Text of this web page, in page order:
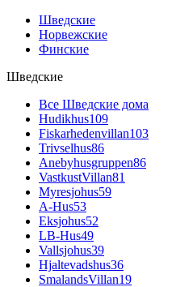
Шведские
Норвежские
Финские
Шведские
Все Шведские дома
Hudikhus109
Fiskarhedenvillan103
Trivselhus86
Anebyhusgruppen86
VastkustVillan81
Myresjohus59
A-Hus53
Eksjohus52
LB-Hus49
Vallsjohus39
Hjaltevadshus36
SmalandsVillan19